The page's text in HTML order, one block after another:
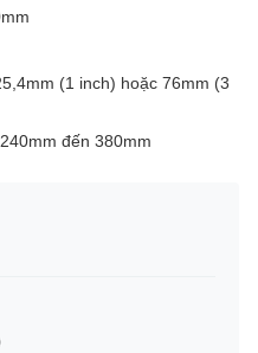
(1 inch) hoặc 76mm (3
đến 380mm